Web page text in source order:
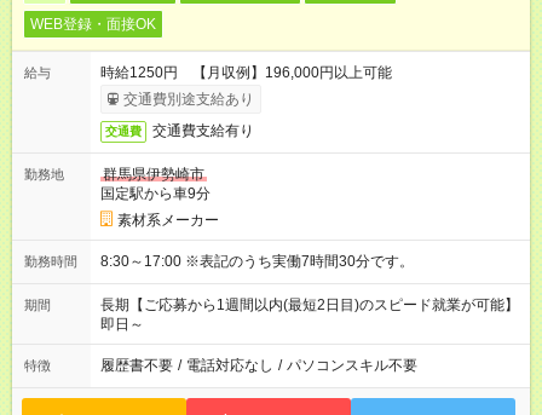
WEB登録・面接OK
給与
時給1250円 【月収例】196,000円以上可能
交通費別途支給あり
交通費 交通費支給有り
勤務地
群馬県伊勢崎市
国定駅から車9分
素材系メーカー
勤務時間 8:30～17:00 ※表記のうち実働7時間30分です。
期間
長期【ご応募から1週間以内(最短2日目)のスピード就業が可能】
即日～
特徴 履歴書不要 / 電話対応なし / パソコンスキル不要